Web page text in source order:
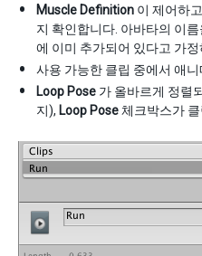
Muscle Definition 이 제어하
지 확인합니다. 아바타의 이름
에 이미 추가되어 있다고 가정
사용 가능한 클립 중에서 애
Loop Pose 가 올바르게 정렬
지), Loop Pose 체크박스가